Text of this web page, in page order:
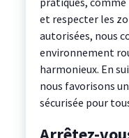
et respecter les
autorisées, nous
environnement
harmonieux. En
nous favorisons
sécurisée pour